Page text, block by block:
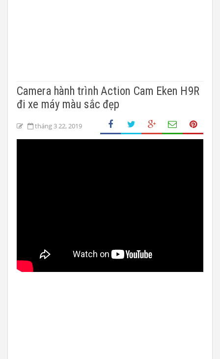
Camera hành trình Action Cam Eken H9R
đi xe máy màu sắc đẹp
tháng 3 22, 2019